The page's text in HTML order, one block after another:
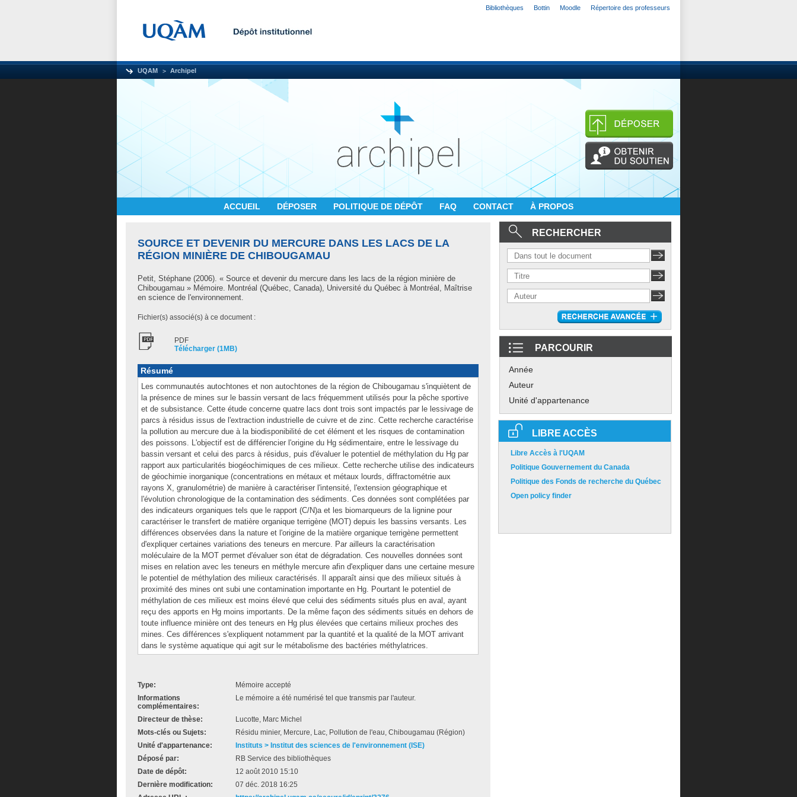
Bibliothèques Bottin Moodle Répertoire des professeurs
UQAM Archipel
ACCUEIL DÉPOSER POLITIQUE DE DÉPÔT FAQ CONTACT À PROPOS
SOURCE ET DEVENIR DU MERCURE DANS LES LACS DE LA
RÉGION MINIÈRE DE CHIBOUGAMAU
Petit, Stéphane (2006). « Source et devenir du mercure dans les lacs de la région minière de
Chibougamau » Mémoire. Montréal (Québec, Canada), Université du Québec à Montréal, Maîtrise
en science de l'environnement.
Fichier(s) associé(s) à ce document :
PDF
Télécharger (1MB)
Résumé
Les communautés autochtones et non autochtones de la région de Chibougamau s'inquiètent de
la présence de mines sur le bassin versant de lacs fréquemment utilisés pour la pêche sportive
et de subsistance. Cette étude concerne quatre lacs dont trois sont impactés par le lessivage de
parcs à résidus issus de l'extraction industrielle de cuivre et de zinc. Cette recherche caractérise
la pollution au mercure due à la biodisponibilité de cet élément et les risques de contamination
des poissons. L'objectif est de différencier l'origine du Hg sédimentaire, entre le lessivage du
bassin versant et celui des parcs à résidus, puis d'évaluer le potentiel de méthylation du Hg par
rapport aux particularités biogéochimiques de ces milieux. Cette recherche utilise des indicateurs
de géochimie inorganique (concentrations en métaux et métaux lourds, diffractométrie aux
rayons X, granulométrie) de manière à caractériser l'intensité, l'extension géographique et
l'évolution chronologique de la contamination des sédiments. Ces données sont complétées par
des indicateurs organiques tels que le rapport (C/N)a et les biomarqueurs de la lignine pour
caractériser le transfert de matière organique terrigène (MOT) depuis les bassins versants. Les
différences observées dans la nature et l'origine de la matière organique terrigène permettent
d'expliquer certaines variations des teneurs en mercure. Par ailleurs la caractérisation
moléculaire de la MOT permet d'évaluer son état de dégradation. Ces nouvelles données sont
mises en relation avec les teneurs en méthyle mercure afin d'expliquer dans une certaine mesure
le potentiel de méthylation des milieux caractérisés. Il apparaît ainsi que des milieux situés à
proximité des mines ont subi une contamination importante en Hg. Pourtant le potentiel de
méthylation de ces milieux est moins élevé que celui des sédiments situés plus en aval, ayant
reçu des apports en Hg moins importants. De la même façon des sédiments situés en dehors de
toute influence minière ont des teneurs en Hg plus élevées que certains milieux proches des
mines. Ces différences s'expliquent notamment par la quantité et la qualité de la MOT arrivant
dans le système aquatique qui agit sur le métabolisme des bactéries méthylatrices.
Type:
Mémoire accepté
Informations
complémentaires:
Le mémoire a été numérisé tel que transmis par l'auteur.
Directeur de thèse:
Lucotte, Marc Michel
Mots-clés ou Sujets:
Résidu minier, Mercure, Lac, Pollution de l'eau, Chibougamau (Région)
Unité d'appartenance:
Instituts > Institut des sciences de l'environnement (ISE)
Déposé par:
RB Service des bibliothèques
Date de dépôt:
12 août 2010 15:10
Dernière modification:
07 déc. 2018 16:25
RECHERCHER
PARCOURIR
Année
Auteur
Unité d'appartenance
LIBRE ACCÈS
Libre Accès à l'UQAM
Politique Gouvernement du Canada
Politique des Fonds de recherche du Québec
Open policy finder